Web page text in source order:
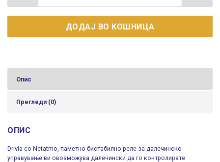
ДОДАЈ ВО КОШНИЦА
Опис
Прегледи (0)
ОПИС
Drivia со Netatmo, паметно бистабилно реле за далечинско
управување ви овозможува далечински да го контролирате